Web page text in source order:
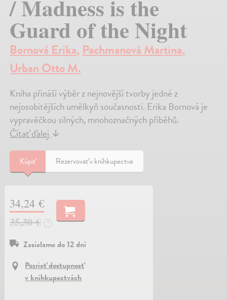
/ Madness is the
Guard of the Night
Bornová Erika, Pachmanová Martina,
Urban Otto M.
Kniha přináší výběr z nejnovější tvorby jedné z
nejosobitějších umělkyň současnosti. Erika Bornová je
vypravěčkou silných, mnohoznačných příběhů.
Čítať ďalej ↓
Kúpiť Rezervovať v kníhkupectve
34,24 €
35,30 €
?
Zasielame do 12 dní
Pozrieť dostupnosť
v kníhkupectvách